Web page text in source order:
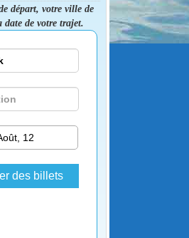
départ, votre ville de
date de votre trajet.
12
des billets